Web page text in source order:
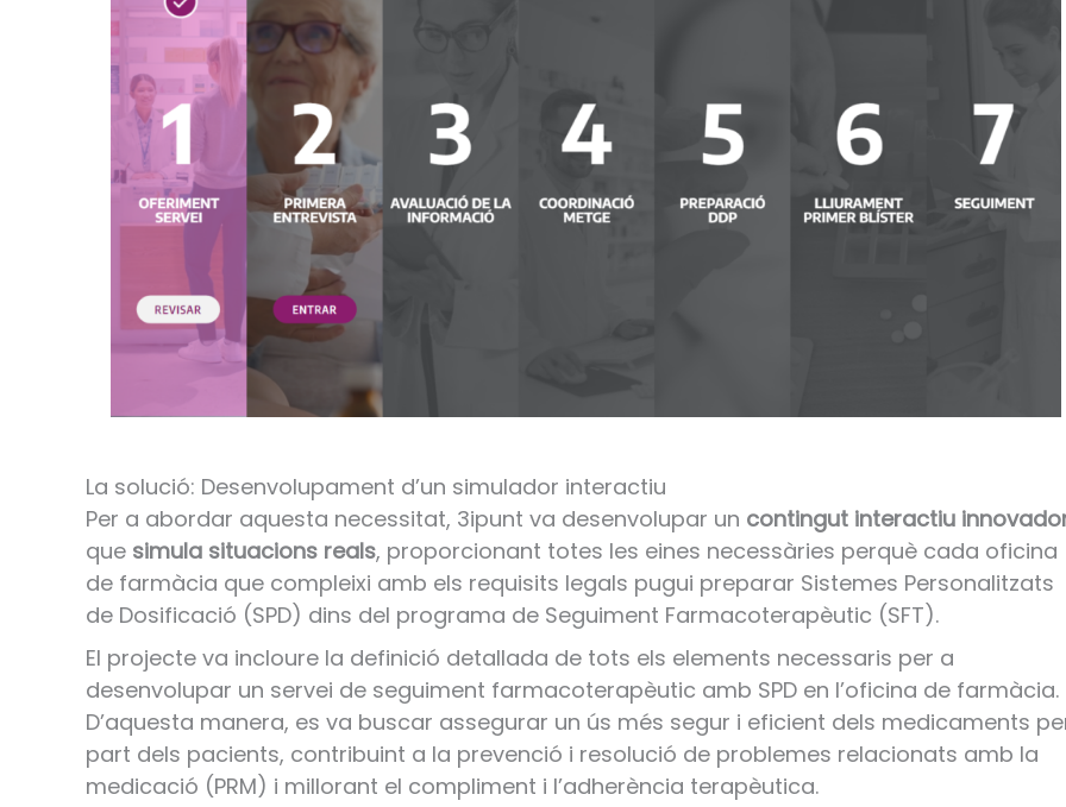
La solució: Desenvolupament d’un simulador interactiu
Per a abordar aquesta necessitat, 3ipunt va desenvolupar un contingut interactiu
que simula situacions reals, proporcionant totes les eines necessàries perquè cada oficina
de farmàcia que compleixi amb els requisits legals pugui preparar Sistemes Personalitzats
de Dosificació (SPD) dins del programa de Seguiment Farmacoterapèutic (SFT).
El projecte va incloure la definició detallada de tots els elements necessaris per a
desenvolupar un servei de seguiment farmacoterapèutic amb SPD en l’oficina de farmàcia.
D’aquesta manera, es va buscar assegurar un ús més segur i eficient dels medicaments
part dels pacients, contribuint a la prevenció i resolució de problemes relacionats amb la
medicació (PRM) i millorant el compliment i l’adherència terapèutica.